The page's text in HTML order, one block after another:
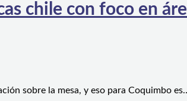
chile con foco en
sobre la mesa, y eso para Coquimbo